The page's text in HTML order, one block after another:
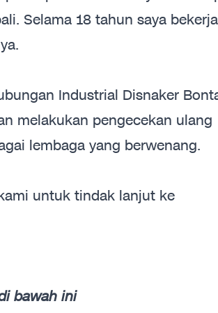
Selama 18 tahun saya
Industrial Disnaker
melakukan pengecekan ulang
lembaga yang berwenang.
untuk tindak lanjut ke
bawah ini